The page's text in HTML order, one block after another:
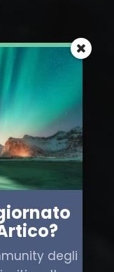
STATI UNITIdegli